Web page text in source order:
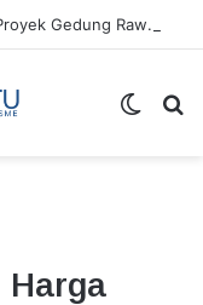
Pemkot Bima Perketat Pengawasan Proyek Gedung Rawat Inap RSUD
Harga